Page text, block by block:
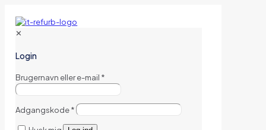
✕
Login
Brugernavn eller e-mail *
Adgangskode*